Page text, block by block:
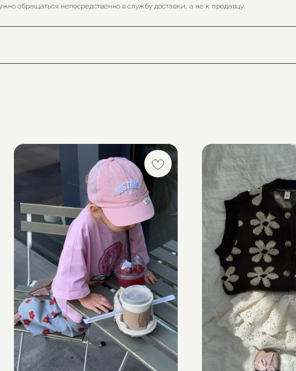
обращаться непосредственно в службу доставки, а не к продавцу.